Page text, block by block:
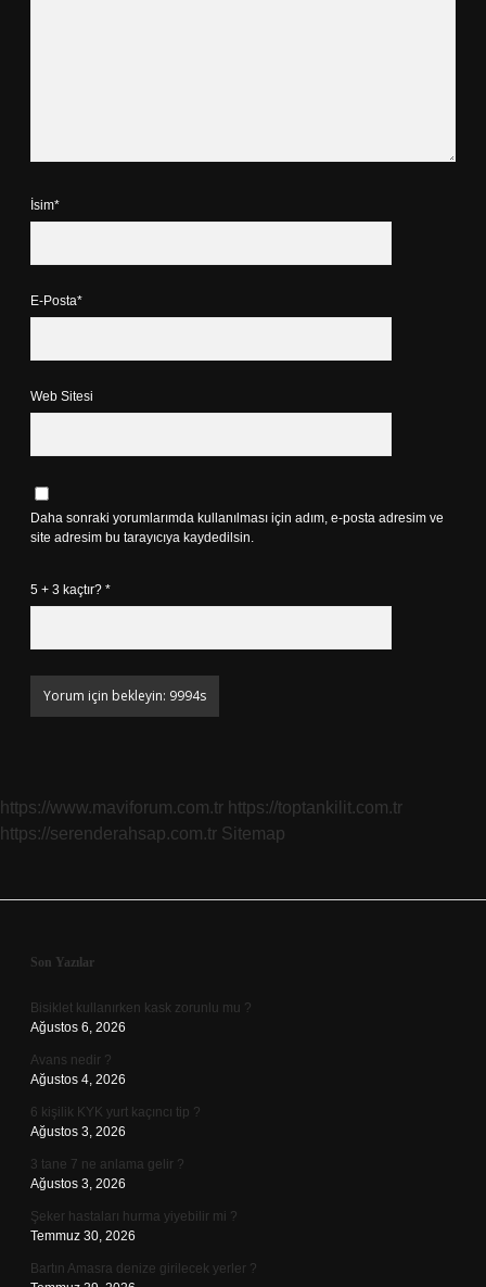
İsim*
E-Posta*
Web Sitesi
Daha sonraki yorumlarımda kullanılması için adım, e-posta adresim ve
site adresim bu tarayıcıya kaydedilsin.
5 + 3 kaçtır? *
https://www.maviforum.com.tr https://toptankilit.com.tr
https://serenderahsap.com.tr Sitemap
Sidebar
Son Yazılar
Bisiklet kullanırken kask zorunlu mu ?
Ağustos 6, 2026
Avans nedir ?
Ağustos 4, 2026
6 kişilik KYK yurt kaçıncı tip ?
Ağustos 3, 2026
3 tane 7 ne anlama gelir ?
Ağustos 3, 2026
Şeker hastaları hurma yiyebilir mi ?
Temmuz 30, 2026
Bartın Amasra denize girilecek yerler ?